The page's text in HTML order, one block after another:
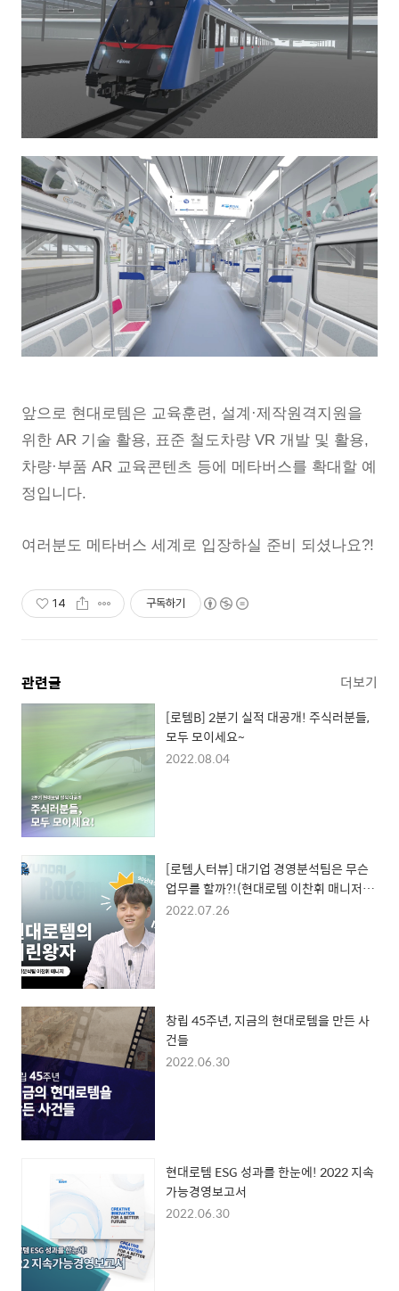
앞으로 현대로템은 교육훈련, 설계·제작원격지원을
위한 AR 기술 활용, 표준 철도차량 VR 개발 및 활용,
차량·부품 AR 교육콘텐츠 등에 메타버스를 확대할 예
정입니다.
여러분도 메타버스 세계로 입장하실 준비 되셨나요?!
14 구독하기
관련글 더보기
[로템B] 2분기 실적 대공개! 주식러분들,
모두 모이세요~
2022.08.04
[로템人터뷰] 대기업 경영분석팀은 무슨
업무를 할까?!(현대로템 이찬휘 매니저
편)
2022.07.26
창립 45주년, 지금의 현대로템을 만든 사
건들
2022.06.30
현대로템 ESG 성과를 한눈에! 2022 지속
가능경영보고서
2022.06.30